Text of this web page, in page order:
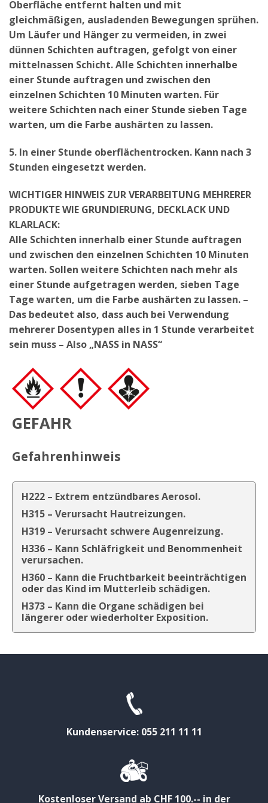
Oberfläche entfernt halten und mit
gleichmäßigen, ausladenden Bewegungen sprühen.
Um Läufer und Hänger zu vermeiden, in zwei
dünnen Schichten auftragen, gefolgt von einer
mittelnassen Schicht. Alle Schichten innerhalbe
einer Stunde auftragen und zwischen den
einzelnen Schichten 10 Minuten warten. Für
weitere Schichten nach einer Stunde sieben Tage
warten, um die Farbe aushärten zu lassen.
5. In einer Stunde oberflächentrocken. Kann nach 3
Stunden eingesetzt werden.
WICHTIGER HINWEIS ZUR VERARBEITUNG MEHRERER
PRODUKTE WIE GRUNDIERUNG, DECKLACK UND
KLARLACK:
Alle Schichten innerhalb einer Stunde auftragen
und zwischen den einzelnen Schichten 10 Minuten
warten. Sollen weitere Schichten nach mehr als
einer Stunde aufgetragen werden, sieben Tage
Tage warten, um die Farbe aushärten zu lassen. –
Das bedeutet also, dass auch bei Verwendung
mehrerer Dosentypen alles in 1 Stunde verarbeitet
sein muss – Also „NASS in NASS“
GEFAHR
Gefahrenhinweis
H222 – Extrem entzündbares Aerosol.
H315 – Verursacht Hautreizungen.
H319 – Verursacht schwere Augenreizung.
H336 – Kann Schläfrigkeit und Benommenheit
verursachen.
H360 – Kann die Fruchtbarkeit beeinträchtigen
oder das Kind im Mutterleib schädigen.
H373 – Kann die Organe schädigen bei
längerer oder wiederholter Exposition.
Kundenservice: 055 211 11 11
Kostenloser Versand ab CHF 100.-- in der